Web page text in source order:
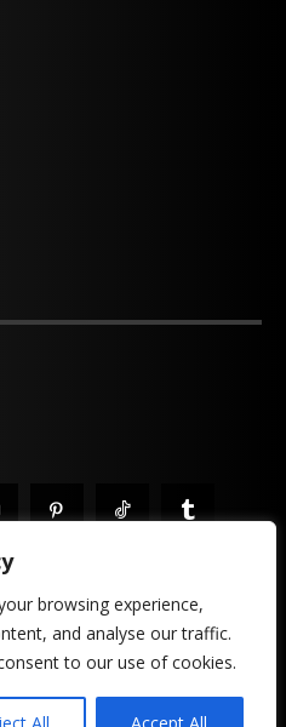
browsing experience,
and analyse our traffic.
to our use of cookies.
PUBLICITÉ